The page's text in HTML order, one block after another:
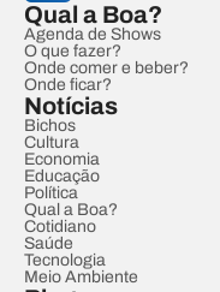
Qual a Boa?
Agenda de Shows
O que fazer?
Onde comer e beber?
Onde ficar?
Notícias
Bichos
Cultura
Economia
Educação
Política
Qual a Boa?
Cotidiano
Saúde
Tecnologia
Meio Ambiente